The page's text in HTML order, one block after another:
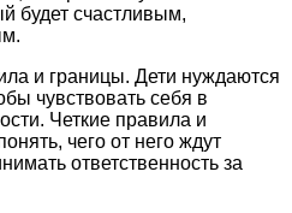
будет счастливым,
и границы. Дети нуждаются
чувствовать себя в
Четкие правила и
чего от него ждут
ответственность за